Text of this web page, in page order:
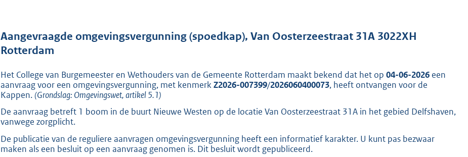
d
r
o
t
e
Aangevraagde omgevingsvergunning (spoedkap), Van Oosterzeestraat 31A 3022XH
Rotterdam
Het College van Burgemeester en Wethouders van de Gemeente Rotterdam maakt bekend dat het op 04-06-2026 een
aanvraag voor een omgevingsvergunning, met kenmerkZ2026-007399/2026060400073, heeft ontvangen voor de
Kappen. (Grondslag: Omgevingswet, artikel 5.1)
De aanvraag betreft 1 boom in de buurt Nieuwe Westen op de locatie Van Oosterzeestraat 31A in het gebied Delfshaven,
vanwege zorgplicht.
De publicatie van de reguliere aanvragen omgevingsvergunning heeft een informatief karakter. U kunt pas bezwaar
maken als een besluit op een aanvraag genomen is. Dit besluit wordt gepubliceerd.